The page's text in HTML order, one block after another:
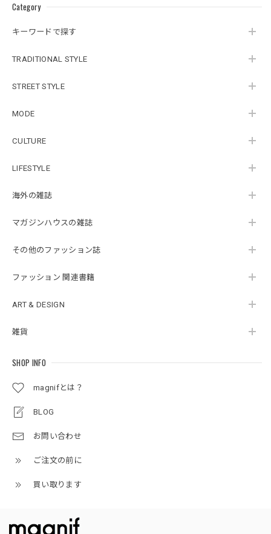
Category
キーワードで探す
TRADITIONAL STYLE
STREET STYLE
MODE
CULTURE
LIFESTYLE
海外の雑誌
マガジンハウスの雑誌
その他のファッション誌
ファッション 関連書籍
ART & DESIGN
雑貨
SHOP INFO
magnifとは？
BLOG
お問い合わせ
ご注文の前に
買い取ります